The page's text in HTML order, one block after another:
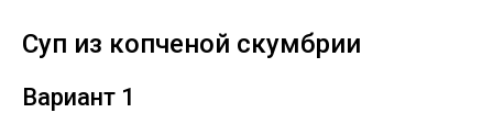
Суп из копченой скумбрии
Вариант 1